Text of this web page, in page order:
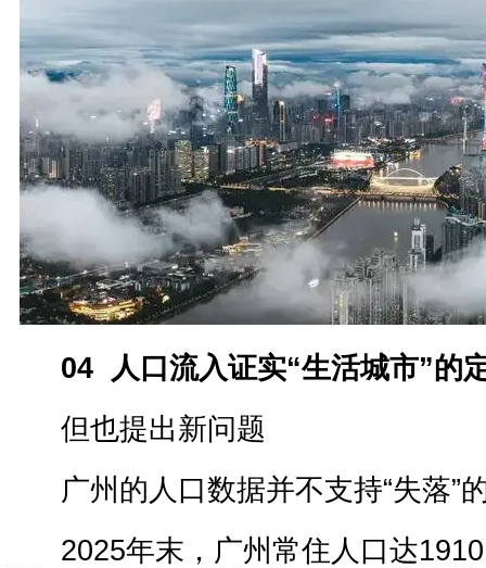
04 人口流入证实“生活城市”的
但也提出新问题
广州的人口数据并不支持“失落”
2025年末，广州常住人口达